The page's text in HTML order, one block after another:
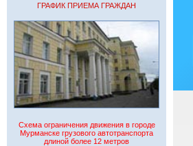
ГРАФИК ПРИЕМА ГРАЖДАН
Схема ограничения движения в городе
Мурманске грузового автотранспорта
длиной более 12 метров